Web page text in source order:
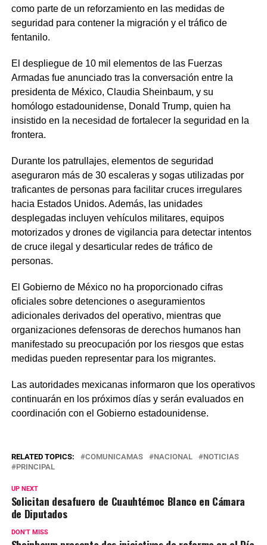
como parte de un reforzamiento en las medidas de
seguridad para contener la migración y el tráfico de
fentanilo.
El despliegue de 10 mil elementos de las Fuerzas
Armadas fue anunciado tras la conversación entre la
presidenta de México, Claudia Sheinbaum, y su
homólogo estadounidense, Donald Trump, quien ha
insistido en la necesidad de fortalecer la seguridad en la
frontera.
Durante los patrullajes, elementos de seguridad
aseguraron más de 30 escaleras y sogas utilizadas por
traficantes de personas para facilitar cruces irregulares
hacia Estados Unidos. Además, las unidades
desplegadas incluyen vehículos militares, equipos
motorizados y drones de vigilancia para detectar intentos
de cruce ilegal y desarticular redes de tráfico de
personas.
El Gobierno de México no ha proporcionado cifras
oficiales sobre detenciones o aseguramientos
adicionales derivados del operativo, mientras que
organizaciones defensoras de derechos humanos han
manifestado su preocupación por los riesgos que estas
medidas pueden representar para los migrantes.
Las autoridades mexicanas informaron que los operativos
continuarán en los próximos días y serán evaluados en
coordinación con el Gobierno estadounidense.
RELATED TOPICS: COMUNICAMAS NACIONAL
NOTICIAS
PRINCIPAL
UP NEXT
Solicitan desafuero de Cuauhtémoc Blanco en Cámara
de Diputados
DON'T MISS